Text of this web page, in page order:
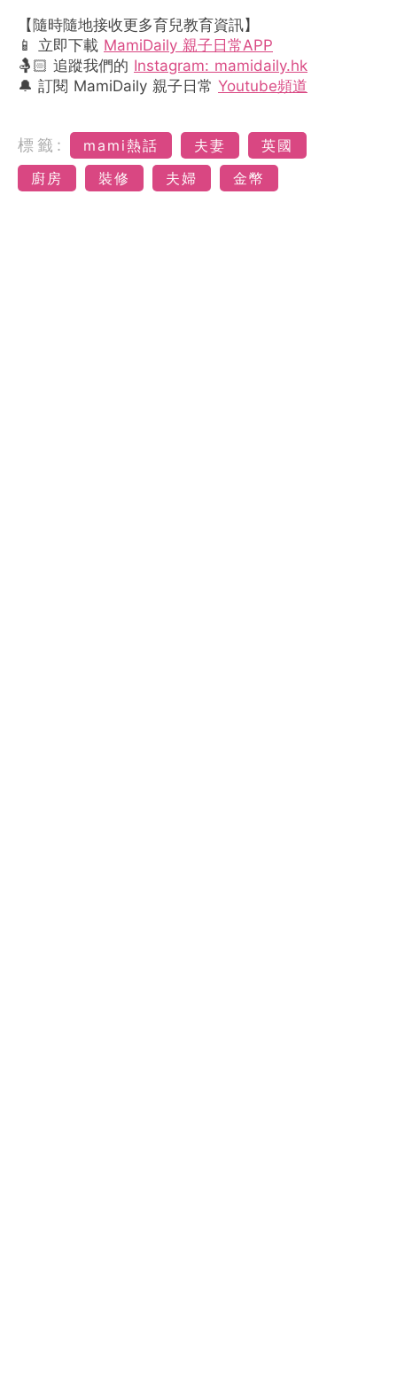
【隨時隨地接收更多育兒教育資訊】
📱 立即下載 MamiDaily 親子日常APP
🤱🏻 追蹤我們的 Instagram: mamidaily.hk
🔔 訂閱 MamiDaily 親子日常 Youtube頻道
標籤: mami熱話 夫妻
英國
廚房
裝修 夫婦 金幣